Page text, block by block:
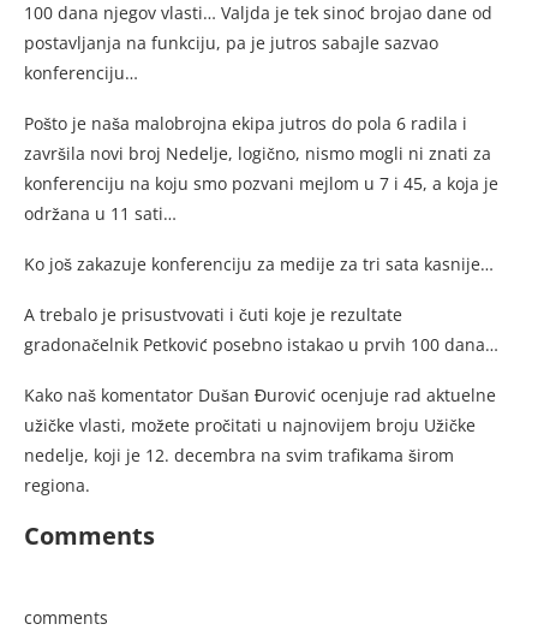
100 dana njegov vlasti… Valjda je tek sinoć brojao dane od
postavljanja na funkciju, pa je jutros sabajle sazvao
konferenciju…
Pošto je naša malobrojna ekipa jutros do pola 6 radila i
završila novi broj Nedelje, logično, nismo mogli ni znati za
konferenciju na koju smo pozvani mejlom u 7 i 45, a koja je
održana u 11 sati…
Ko još zakazuje konferenciju za medije za tri sata kasnije…
A trebalo je prisustvovati i čuti koje je rezultate
gradonačelnik Petković posebno istakao u prvih 100 dana…
Kako naš komentator Dušan Đurović ocenjuje rad aktuelne
užičke vlasti, možete pročitati u najnovijem broju Užičke
nedelje, koji je 12. decembra na svim trafikama širom
regiona.
Comments
comments